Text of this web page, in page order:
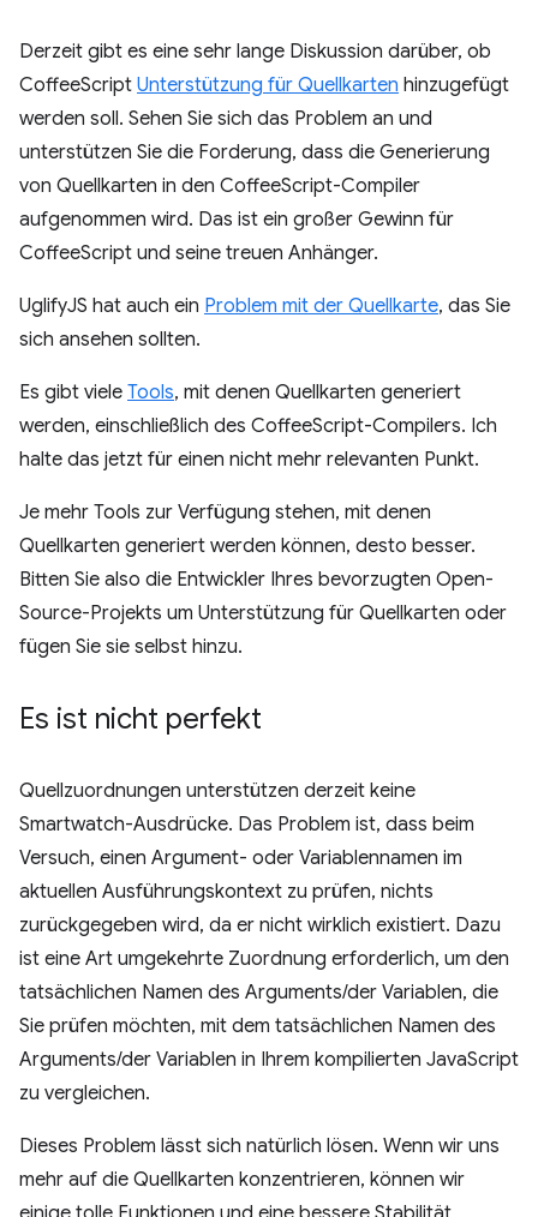
Derzeit gibt es eine sehr lange Diskussion darüber, ob
CoffeeScript Unterstützung für Quellkarten hinzugefügt
werden soll. Sehen Sie sich das Problem an und
unterstützen Sie die Forderung, dass die Generierung
von Quellkarten in den CoffeeScript-Compiler
aufgenommen wird. Das ist ein großer Gewinn für
CoffeeScript und seine treuen Anhänger.
UglifyJS hat auch ein Problem mit der Quellkarte, das Sie
sich ansehen sollten.
Es gibt viele Tools, mit denen Quellkarten generiert
werden, einschließlich des CoffeeScript-Compilers. Ich
halte das jetzt für einen nicht mehr relevanten Punkt.
Je mehr Tools zur Verfügung stehen, mit denen
Quellkarten generiert werden können, desto besser.
Bitten Sie also die Entwickler Ihres bevorzugten Open-
Source-Projekts um Unterstützung für Quellkarten oder
fügen Sie sie selbst hinzu.
Es ist nicht perfekt
Quellzuordnungen unterstützen derzeit keine
Smartwatch-Ausdrücke. Das Problem ist, dass beim
Versuch, einen Argument- oder Variablennamen im
aktuellen Ausführungskontext zu prüfen, nichts
zurückgegeben wird, da er nicht wirklich existiert. Dazu
ist eine Art umgekehrte Zuordnung erforderlich, um den
tatsächlichen Namen des Arguments/der Variablen, die
Sie prüfen möchten, mit dem tatsächlichen Namen des
Arguments/der Variablen in Ihrem kompilierten JavaScript
zu vergleichen.
Dieses Problem lässt sich natürlich lösen. Wenn wir uns
mehr auf die Quellkarten konzentrieren, können wir